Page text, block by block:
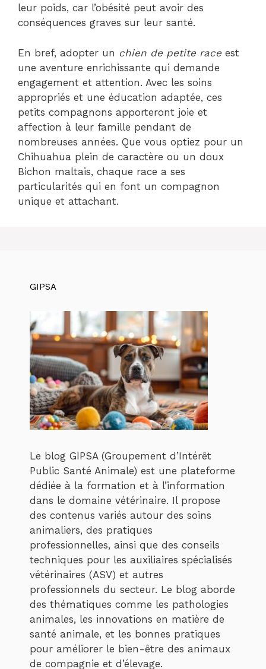
leur poids, car l’obésité peut avoir des
conséquences graves sur leur santé.
En bref, adopter un chien de petite race est
une aventure enrichissante qui demande
engagement et attention. Avec les soins
appropriés et une éducation adaptée, ces
petits compagnons apporteront joie et
affection à leur famille pendant de
nombreuses années. Que vous optiez pour un
Chihuahua plein de caractère ou un doux
Bichon maltais, chaque race a ses
particularités qui en font un compagnon
unique et attachant.
GIPSA
Le blog GIPSA (Groupement d’Intérêt
Public Santé Animale) est une plateforme
dédiée à la formation et à l’information
dans le domaine vétérinaire. Il propose
des contenus variés autour des soins
animaliers, des pratiques
professionnelles, ainsi que des conseils
techniques pour les auxiliaires spécialisés
vétérinaires (ASV) et autres
professionnels du secteur. Le blog aborde
des thématiques comme les pathologies
animales, les innovations en matière de
santé animale, et les bonnes pratiques
pour améliorer le bien-être des animaux
de compagnie et d’élevage.